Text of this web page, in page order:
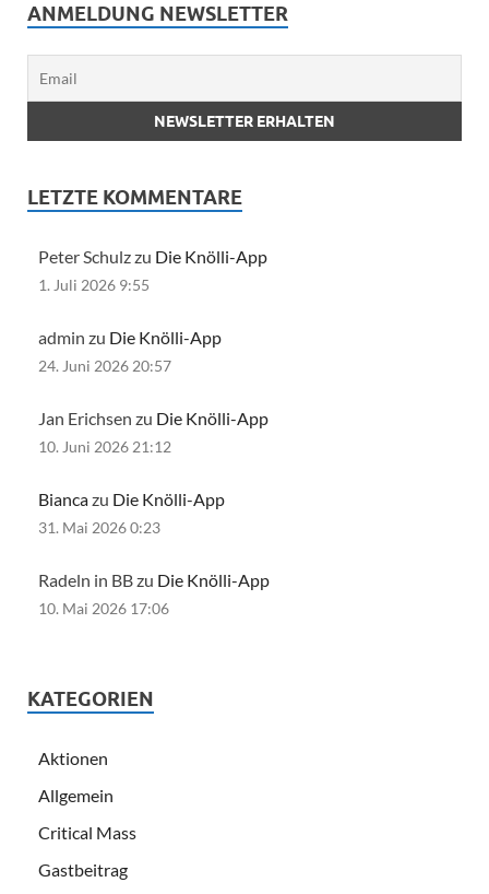
ANMELDUNG NEWSLETTER
LETZTE KOMMENTARE
Peter Schulz zu Die Knölli-App
1. Juli 2026 9:55
admin zu Die Knölli-App
24. Juni 2026 20:57
Jan Erichsen zu Die Knölli-App
10. Juni 2026 21:12
Biancazu Die Knölli-App
31. Mai 2026 0:23
Radeln in BB zu Die Knölli-App
10. Mai 2026 17:06
KATEGORIEN
Aktionen
Allgemein
Critical Mass
Gastbeitrag